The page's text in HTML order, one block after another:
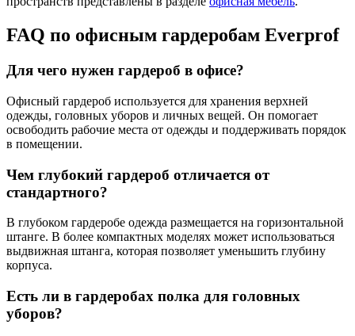
FAQ по офисным гардеробам Everprof
Для чего нужен гардероб в офисе?
Офисный гардероб используется для хранения верхней
одежды, головных уборов и личных вещей. Он помогает
освободить рабочие места от одежды и поддерживать порядок
в помещении.
Чем глубокий гардероб отличается от
стандартного?
В глубоком гардеробе одежда размещается на горизонтальной
штанге. В более компактных моделях может использоваться
выдвижная штанга, которая позволяет уменьшить глубину
корпуса.
Есть ли в гардеробах полка для головных
уборов?